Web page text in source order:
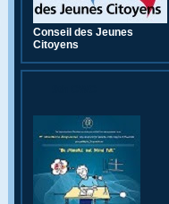
Conseil des Jeunes
Citoyens